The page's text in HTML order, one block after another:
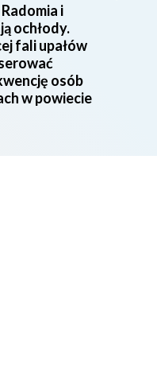
i
ochłody.
fali upałów
osób
w powiecie